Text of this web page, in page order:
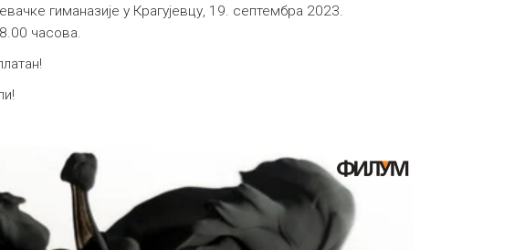
гиманазије у Крагујевцу, 19. септембра 2023.
часова.